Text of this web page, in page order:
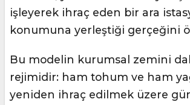
işleyerek ihraç eden bir ara
konumuna yerleştiği gerçeğini
Bu modelin kurumsal zemini
rejimidir: ham tohum ve ham
yeniden ihraç edilmek üzere